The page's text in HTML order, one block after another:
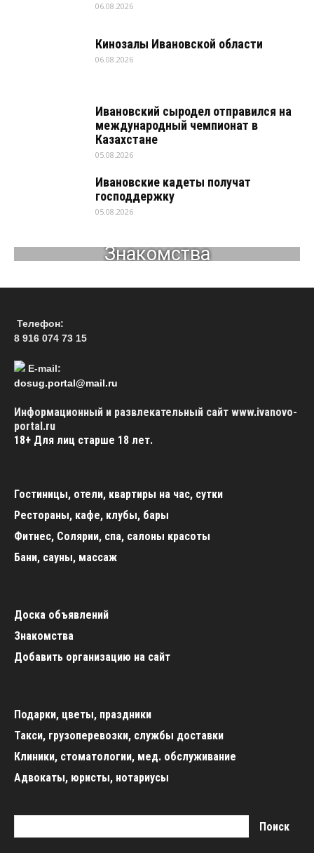
06.08.2026
Кинозалы Ивановской области
06.08.2026
Ивановский сыродел отправился на
международный чемпионат в
Казахстане
05.08.2026
Ивановские кадеты получат
господдержку
05.08.2026
Знакомства
Телефон:
8 916 074 73 15
E-mail:
dosug.portal@mail.ru
Информационный и развлекательный сайт www.ivanovo-
portal.ru
18+ Для лиц старше 18 лет.
Гостиницы, отели, квартиры на час, сутки
Рестораны, кафе, клубы, бары
Фитнес, Солярии, спа, салоны красоты
Бани, сауны, массаж
Доска объявлений
Знакомства
Добавить организацию на сайт
Подарки, цветы, праздники
Такси, грузоперевозки, службы доставки
Клиники, стоматологии, мед. обслуживание
Адвокаты, юристы, нотариусы